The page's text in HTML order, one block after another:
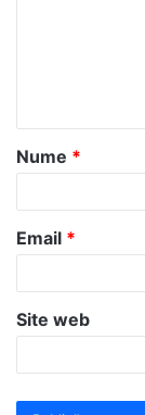
a
r
u
*
Nume *
Email *
Site web